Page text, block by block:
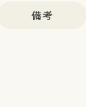
備考